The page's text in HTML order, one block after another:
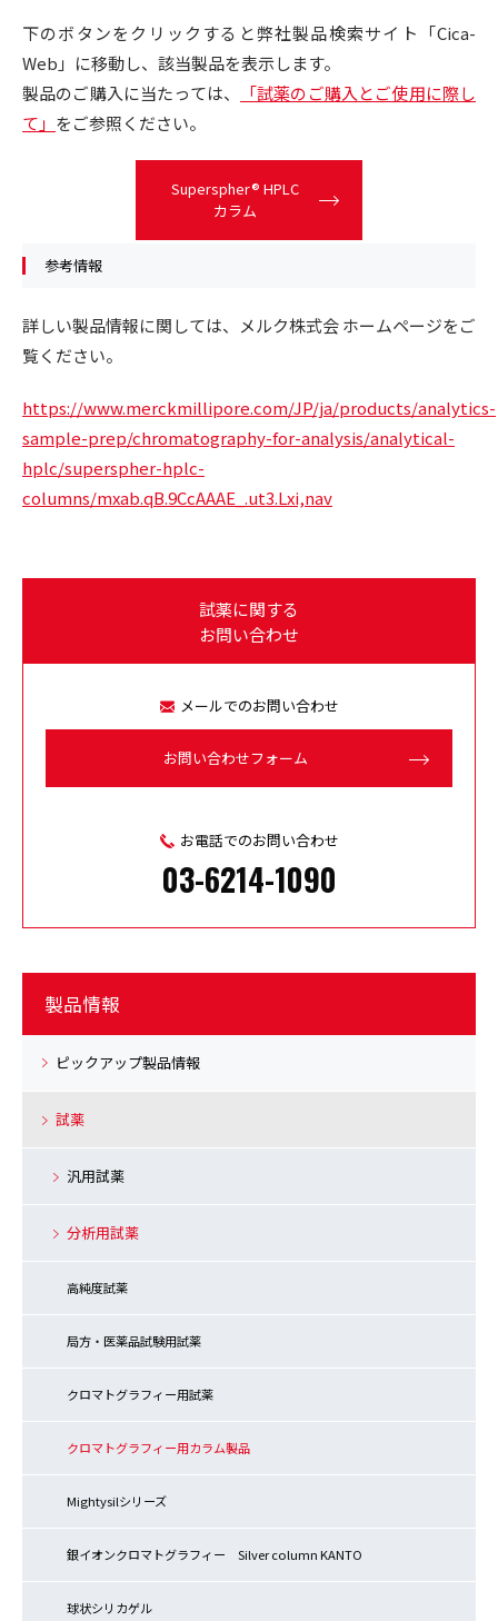
下のボタンをクリックすると弊社製品検索サイト「Cica-
Web」に移動し、該当製品を表示します。
製品のご購入に当たっては、
「試薬のご購入とご使用に際し
て」 をご参照ください。
Superspher® HPLC
カラム
参考情報
詳しい製品情報に関しては、メルク株式会 ホームページをご
覧ください。
https://www.merckmillipore.com/JP/ja/products/analytics-
sample-prep/chromatography-for-analysis/analytical-
hplc/superspher-hplc-
columns/mxab.qB.9CcAAAE_.ut3.Lxi,nav
試薬に関する
お問い合わせ
メールでのお問い合わせ
お問い合わせフォーム
お電話でのお問い合わせ
03-6214-1090
製品情報
ピックアップ製品情報
試薬
汎用試薬
分析用試薬
高純度試薬
局方・医薬品試験用試薬
クロマトグラフィー用試薬
クロマトグラフィー用カラム製品
Mightysilシリーズ
銀イオンクロマトグラフィー Silver column KANTO
球状シリカゲル